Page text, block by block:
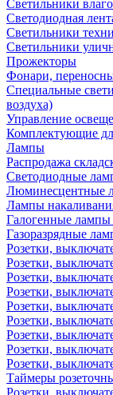
Светильники
Светодиодная
Светильники
Светильники
Прожекторы
Фонари,
Специальные
воздуха)
Управление
Комплектующие
Лампы
Распродажа
Светодиодные
Лампы
Галогенные
Газоразрядные
Розетки,
Розетки,
Розетки,
Розетки,
Розетки,
Розетки,
Розетки,
Розетки,
Розетки,
Таймеры
Розетки,